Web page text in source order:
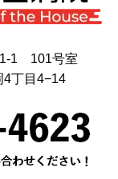
1-1 101号室
4丁目4−14